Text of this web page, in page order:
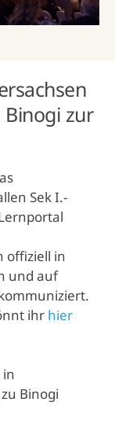
Binogi zur
Sek I.-
offiziell in
und auf
ihr hier
Binogi